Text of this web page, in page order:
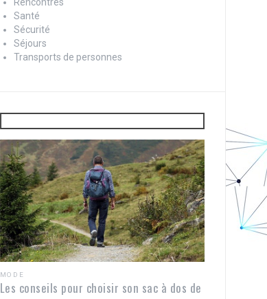
Santé
Sécurité
Séjours
Transports de personnes
MODE
Les conseils pour choisir son sac à dos de